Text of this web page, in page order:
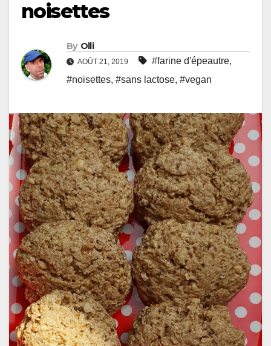
noisettes
By Olli
AOÛT 21, 2019 #farine d'épeautre,
#noisettes, #sans lactose, #vegan